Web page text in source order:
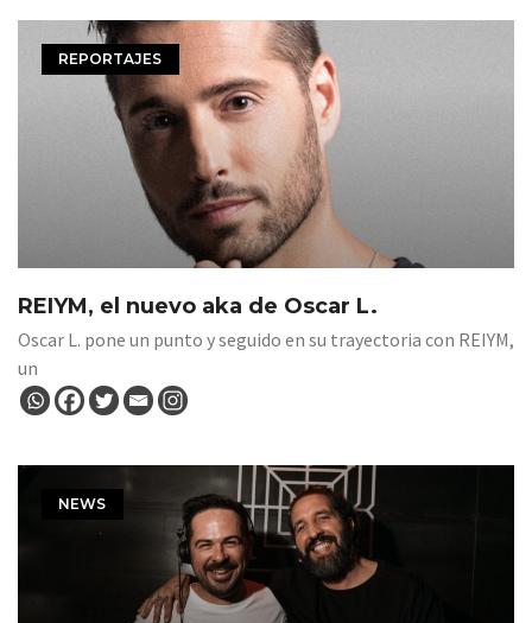
REPORTAJES
REIYM, el nuevo aka de Oscar L.
Oscar L. pone un punto y seguido en su trayectoria con REIYM,
un
NEWS